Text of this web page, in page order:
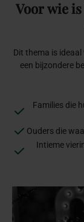
Voorwie is
Dit thema is
een bijzondere
Families die
Ouders die
Intieme